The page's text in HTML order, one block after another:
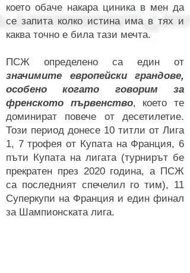
което обаче накара циника в мен да
се запита колко истина има в тях и
каква точно е била тази мечта.
ПСЖ определено са един от
значимите европейски грандове,
особено когато говорим за
френското първенство, което те
доминират повече от десетилетие.
Този период донесе 10 титли от Лига
1, 7 трофея от Купата на Франция, 6
пъти Купата на лигата (турнирът бе
прекратен през 2020 година, а ПСЖ
са последният спечелил го тим), 11
Суперкупи на Франция и един финал
за Шампионската лига.